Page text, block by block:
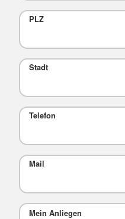
PLZ
Stadt
Telefon
Mail
Mein Anliegen